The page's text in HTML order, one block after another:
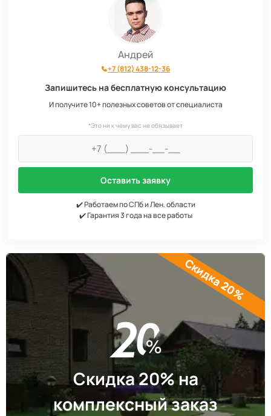
Андрей
+7 (812) 438-12-36
Запишитесь на бесплатную консультацию
И получите 10+ полезных советов от специалиста
*Это ни к чему вас не обязывает
Оставить заявку
✔️ Работаем по СПб и Лен. области
✔️ Гарантия 3 года на все работы
Скидка 20% на
комплексный заказ
Скидка 20%